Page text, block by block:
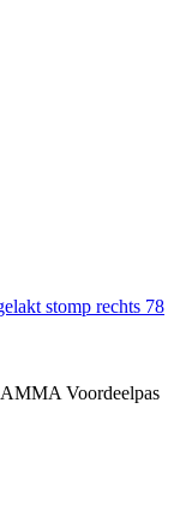
stomp rechts 78
Voordeelpas